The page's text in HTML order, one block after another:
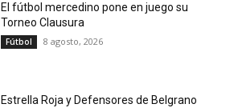
El fútbol mercedino pone en juego su
Torneo Clausura
Fútbol 8 agosto, 2026
Estrella Roja y Defensores de Belgrano